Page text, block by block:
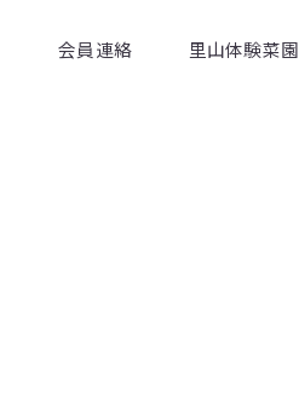
会員連絡 里山体験菜園